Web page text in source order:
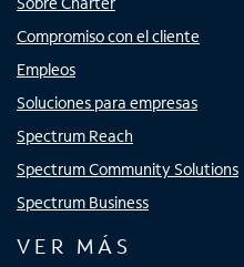
Compromiso con el cliente
Empleos
Soluciones para empresas
Spectrum Reach
Spectrum Community Solutions
Spectrum Business
VER MÁS